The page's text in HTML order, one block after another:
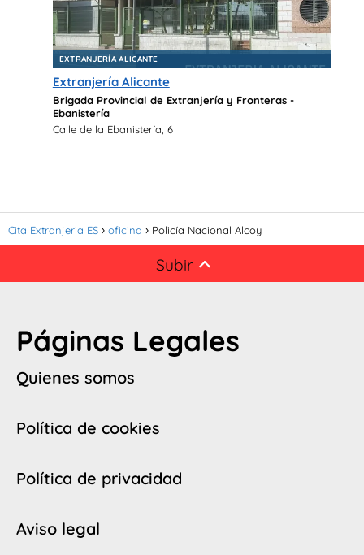
EXTRANJERÍA ALICANTE
Extranjería Alicante
Brigada Provincial de Extranjería y Fronteras -
Ebanistería
Calle de la Ebanistería, 6
Cita Extranjeria ES oficina Policía Nacional Alcoy
Subir
Páginas Legales
Quienes somos
Política de cookies
Política de privacidad
Aviso legal